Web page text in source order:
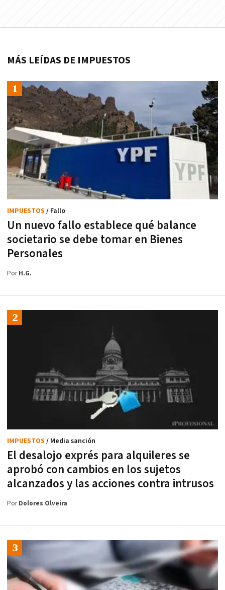
MÁS LEÍDAS DE IMPUESTOS
Un nuevo fallo establece qué balance
societario se debe tomar en Bienes
Personales
IMPUESTOS / Fallo
PorH.G.
El desalojo exprés para alquileres se
aprobó con cambios en los sujetos
alcanzados y las acciones contra intrusos
IMPUESTOS / Media sanción
PorDolores Olveira